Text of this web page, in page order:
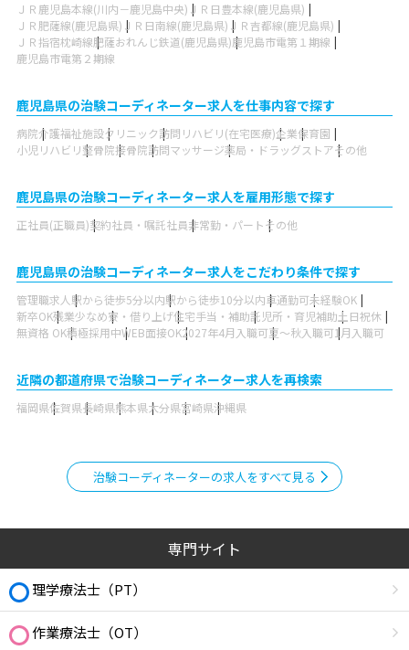
ＪＲ鹿児島本線(川内－鹿児島中央) ＪＲ日豊本線(鹿児島県)
ＪＲ肥薩線(鹿児島県) ＪＲ日南線(鹿児島県) ＪＲ吉都線(鹿児島県)
ＪＲ指宿枕崎線肥薩おれんじ鉄道(鹿児島県)鹿児島市電第１期線
鹿児島市電第２期線
鹿児島県の治験コーディネーター求人を仕事内容で探す
病院介護福祉施設クリニック訪問リハビリ(在宅医療)企業保育園
小児リハビリ整骨院接骨院訪問マッサージ薬局・ドラッグストアその他
鹿児島県の治験コーディネーター求人を雇用形態で探す
正社員(正職員)契約社員・嘱託社員非常勤・パートその他
鹿児島県の治験コーディネーター求人をこだわり条件で探す
管理職求人 駅から徒歩5分以内駅から徒歩10分以内車通勤可未経験OK
新卒OK残業少なめ寮・借り上げ住宅手当・補助託児所・育児補助土日祝休
無資格 OK積極採用中WEB面接OK2027年4月入職可夏～秋入職可1月入職可
近隣の都道府県で治験コーディネーター求人を再検索
福岡県佐賀県長崎県熊本県大分県宮崎県沖縄県
治験コーディネーターの求人をすべて見る
専門サイト
理学療法士（PT）
作業療法士（OT）